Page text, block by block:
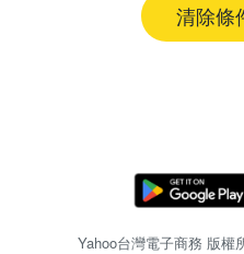
清除條
Yahoo台灣電子商務 版